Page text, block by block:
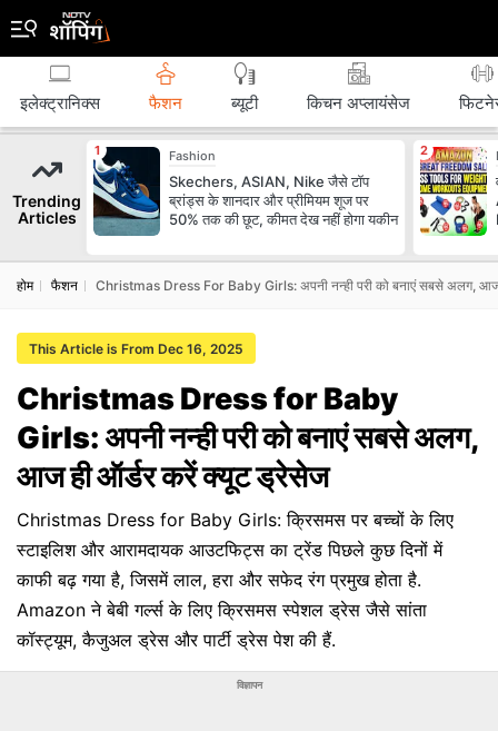
इलेक्ट्रानिक्स फैशन ब्‍यूटी किचन अप्लायंसेज
Trending
Articles
Fashion
Skechers, ASIAN, Nike जैसे टॉप
ब्रांड्स के शानदार और प्रीमियम शूज पर
50% तक की छूट, कीमत देख नहीं होगा यकीन
होम फैशन Christmas Dress For Baby Girls: अपनी नन्‍ही परी को बनाएं सबसे अलग,
This Article is From Dec 16, 2025
Christmas Dress for Baby
Girls: अपनी नन्‍ही परी को बनाएं सबसे अलग,
आज ही ऑर्डर करें क्‍यूट ड्रेसेज
Christmas Dress for Baby Girls: क्रिसमस पर बच्चों के लिए
स्टाइलिश और आरामदायक आउटफिट्स का ट्रेंड पिछले कुछ दिनों में
काफी बढ़ गया है, जिसमें लाल, हरा और सफेद रंग प्रमुख होता है.
Amazon ने बेबी गर्ल्स के लिए क्रिसमस स्पेशल ड्रेस जैसे सांता
कॉस्ट्यूम, कैजुअल ड्रेस और पार्टी ड्रेस पेश की हैं.
विज्ञापन